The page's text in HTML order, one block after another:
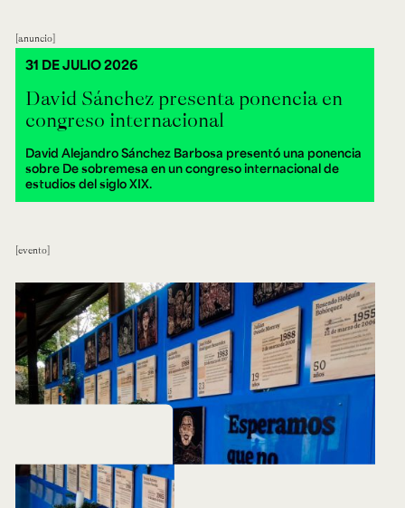
anuncio
David Sánchez presenta ponencia en
congreso internacional
David Alejandro Sánchez Barbosa presentó una ponencia
sobre De sobremesa en un congreso internacional de
estudios del siglo XIX.
31 DE JULIO 2026
evento